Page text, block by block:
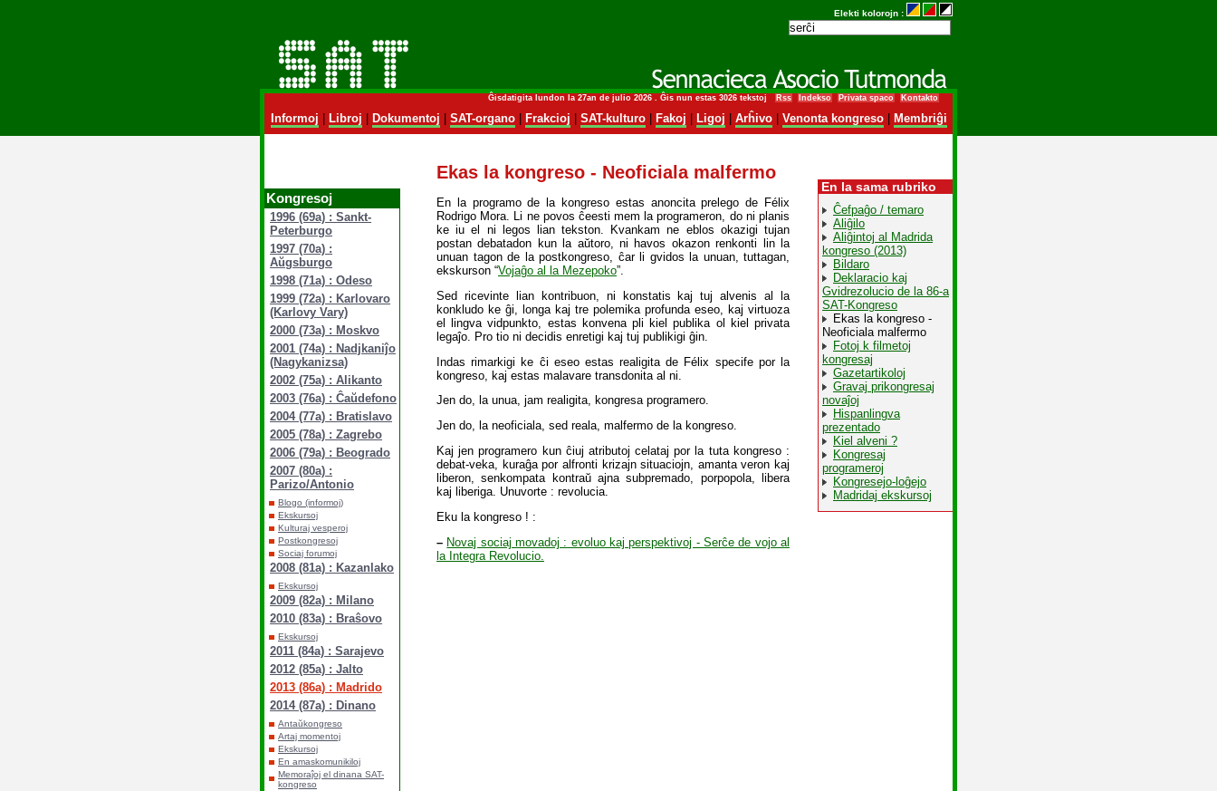
Elekti kolorojn :
Ĝisdatigita lundon la 27an de julio 2026 . Ĝis nun estas 3026 tekstoj Rss Indekso Privata spaco Kontakto
Informoj Libroj Dokumentoj SAT-organo| Frakcioj SAT-kulturo| Fakoj Ligoj Arĥivo| Venonta kongreso| Membriĝi
Kongresoj
1996 (69a) : Sankt-
Peterburgo
1997 (70a) :
Aŭgsburgo
1998 (71a) : Odeso
1999 (72a) : Karlovaro
(Karlovy Vary)
2000 (73a) : Moskvo
2001 (74a) : Nadjkaniĵo
(Nagykanizsa)
2002 (75a) : Alikanto
2003 (76a) : Ĉaŭdefono
2004 (77a) : Bratislavo
2005 (78a) : Zagrebo
2006 (79a) : Beogrado
2007 (80a) :
Parizo/Antonio
Blogo (informoj)
Ekskursoj
Kulturaj vesperoj
Postkongresoj
Sociaj forumoj
2008 (81a) : Kazanlako
Ekskursoj
2009 (82a) : Milano
2010 (83a) : Braŝovo
Ekskursoj
2011 (84a) : Sarajevo
2012 (85a) : Jalto
2013 (86a) : Madrido
2014 (87a) : Dinano
Antaŭkongreso
Artaj momentoj
Ekskursoj
En amaskomunikiloj
Memoraĵoj el dinana SAT-
kongreso
En la sama rubriko
Ĉefpaĝo / temaro
Aliĝilo
Aliĝintoj al Madrida
kongreso (2013)
Bildaro
Deklaracio kaj
Gvidrezolucio de la 86-a
SAT-Kongreso
Ekas la kongreso -
Neoficiala malfermo
Fotoj k filmetoj
kongresaj
Gazetartikoloj
Gravaj prikongresaj
novaĵoj
Hispanlingva
prezentado
Kiel alveni ?
Kongresaj
programeroj
Kongresejo-loĝejo
Madridaj ekskursoj
Ekas la kongreso - Neoficiala malfermo
En la programo de la kongreso estas anoncita prelego de Félix
Rodrigo Mora. Li ne povos ĉeesti mem la programeron, do ni planis
ke iu el ni legos lian tekston. Kvankam ne eblos okazigi tujan
postan debatadon kun la aŭtoro, ni havos okazon renkonti lin la
unuan tagon de la postkongreso, ĉar li gvidos la unuan, tuttagan,
ekskurson “Vojaĝo al la Mezepoko”.
Sed ricevinte lian kontribuon, ni konstatis kaj tuj alvenis al la
konkludo ke ĝi, longa kaj tre polemika profunda eseo, kaj virtuoza
el lingva vidpunkto, estas konvena pli kiel publika ol kiel privata
legaĵo. Pro tio ni decidis enretigi kaj tuj publikigi ĝin.
Indas rimarkigi ke ĉi eseo estas realigita de Félix specife por la
kongreso, kaj estas malavare transdonita al ni.
Jen do, la unua, jam realigita, kongresa programero.
Jen do, la neoficiala, sed reala, malfermo de la kongreso.
Kaj jen programero kun ĉiuj atributoj celataj por la tuta kongreso :
debat-veka, kuraĝa por alfronti krizajn situaciojn, amanta veron kaj
liberon, senkompata kontraŭ ajna subpremado, porpopola, libera
kaj liberiga. Unuvorte : revolucia.
Eku la kongreso ! :
– Novaj sociaj movadoj : evoluo kaj perspektivoj - Serĉe de vojo al
la Integra Revolucio.